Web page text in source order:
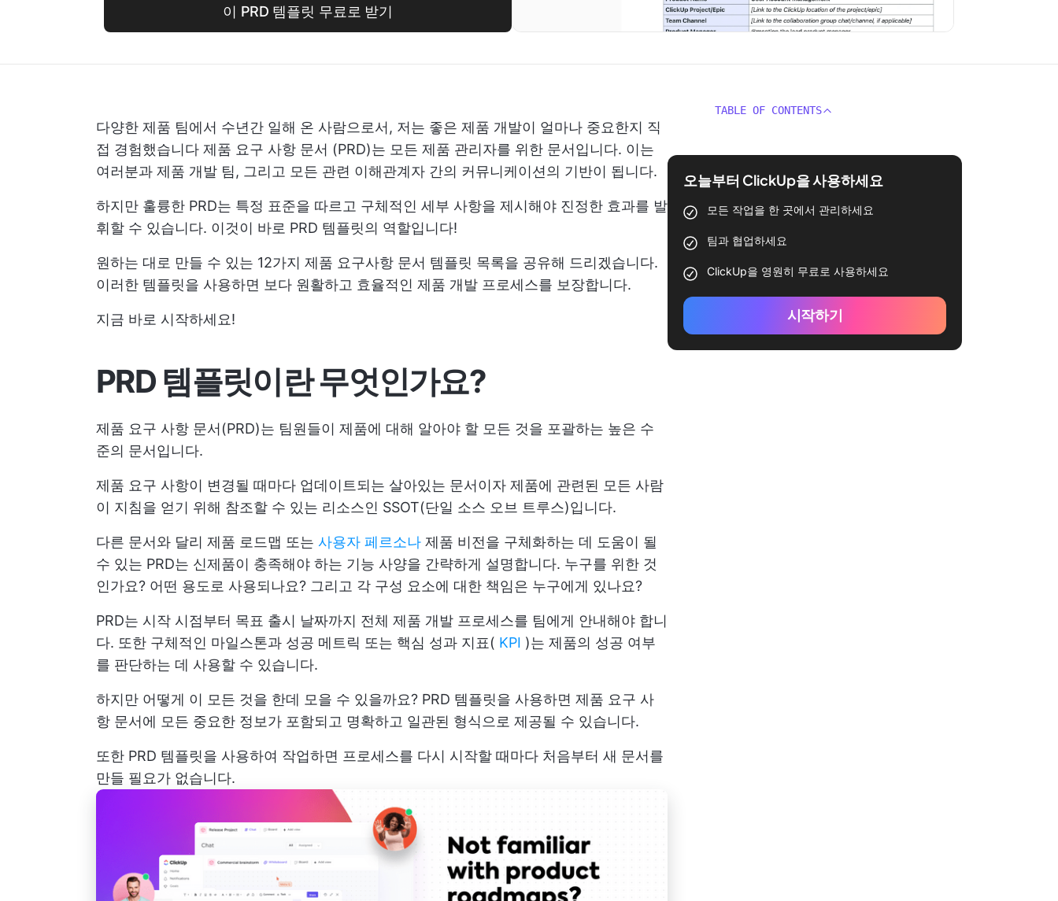
이 PRD 템플릿 무료로 받기
다양한 제품 팀에서 수년간 일해 온 사람으로서, 저는 좋은 제품 개발이 얼마나 중요한지 직
접 경험했습니다 제품 요구 사항 문서 (PRD)는 모든 제품 관리자를 위한 문서입니다. 이는
여러분과 제품 개발 팀, 그리고 모든 관련 이해관계자 간의 커뮤니케이션의 기반이 됩니다.
하지만 훌륭한 PRD는 특정 표준을 따르고 구체적인 세부 사항을 제시해야 진정한 효과를 발
휘할 수 있습니다. 이것이 바로 PRD 템플릿의 역할입니다!
원하는 대로 만들 수 있는 12가지 제품 요구사항 문서 템플릿 목록을 공유해 드리겠습니다.
이러한 템플릿을 사용하면 보다 원활하고 효율적인 제품 개발 프로세스를 보장합니다.
지금 바로 시작하세요!
PRD 템플릿이란 무엇인가요?
제품 요구 사항 문서(PRD)는 팀원들이 제품에 대해 알아야 할 모든 것을 포괄하는 높은 수
준의 문서입니다.
제품 요구 사항이 변경될 때마다 업데이트되는 살아있는 문서이자 제품에 관련된 모든 사람
이 지침을 얻기 위해 참조할 수 있는 리소스인 SSOT(단일 소스 오브 트루스)입니다.
다른 문서와 달리 제품 로드맵 또는 사용자 페르소나 제품 비전을 구체화하는 데 도움이 될
수 있는 PRD는 신제품이 충족해야 하는 기능 사양을 간략하게 설명합니다. 누구를 위한 것
인가요? 어떤 용도로 사용되나요? 그리고 각 구성 요소에 대한 책임은 누구에게 있나요?
PRD는 시작 시점부터 목표 출시 날짜까지 전체 제품 개발 프로세스를 팀에게 안내해야 합니
다. 또한 구체적인 마일스톤과 성공 메트릭 또는 핵심 성과 지표( KPI )는 제품의 성공 여부
를 판단하는 데 사용할 수 있습니다.
하지만 어떻게 이 모든 것을 한데 모을 수 있을까요? PRD 템플릿을 사용하면 제품 요구 사
항 문서에 모든 중요한 정보가 포함되고 명확하고 일관된 형식으로 제공될 수 있습니다.
또한 PRD 템플릿을 사용하여 작업하면 프로세스를 다시 시작할 때마다 처음부터 새 문서를
만들 필요가 없습니다.
TABLE OF CONTENTS
오늘부터 ClickUp을 사용하세요
모든 작업을 한 곳에서 관리하세요
팀과 협업하세요
ClickUp을 영원히 무료로 사용하세요
시작하기